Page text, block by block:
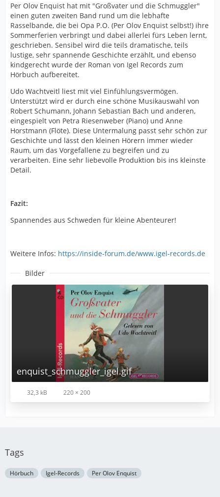
Per Olov Enquist hat mit "Großvater und die Schmuggler"
einen guten zweiten Band rund um die lebhafte
Rasselbande, die bei Opa P.O. (Per Olov Enquist selbst!) ihre
Sommerferien verbringt und dabei allerlei fürs Leben lernt,
geschrieben. Sensibel wird die teils dramatische, teils
lustige, sehr spannende Geschichte erzählt, und ebenso
kindgerecht wurde der Roman von Igel Records zum
Hörbuch aufbereitet.
Udo Wachtveitl liest mit viel Einfühlungsvermögen.
Unterstützt wird er durch eine schöne Musikauswahl von
Robert Schumann, Johann Sebastian Bach und anderen,
eingespielt von Petra Riesenweber (Piano) und Anne
Horstmann (Flöte). Diese Untermalung passt sehr schön zur
Geschichte und lässt den kleinen Hörern immer wieder
Raum, um das Vorgefallene zu begreifen und zu
verarbeiten. Eine sehr liebevolle Produktion bis ins kleinste
Detail.
Fazit:
Spannendes aus Schweden für kleine Abenteurer!
Weitere Infos: https://inside-forum.de/www.igel-records.de
Bilder
enquist_schmuggler_igel.gif
32,3 kB 220 × 200
Tags
Hörbuch Igel-Records Per Olov Enquist